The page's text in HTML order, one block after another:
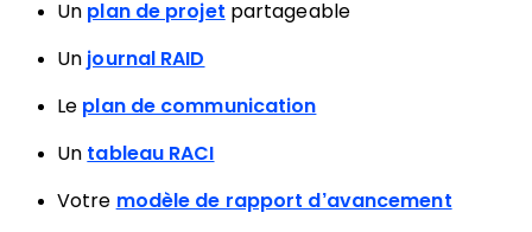
Un plan de projet partageable
Un journal RAID
Le plan de communication
Un tableau RACI
Votre modèle de rapport d’avancement